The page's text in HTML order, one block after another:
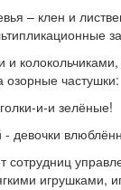
– клен и
и
озорные частушки:
и-и зелёные!
девочки
сотрудниц
игрушками,